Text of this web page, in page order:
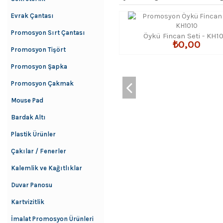
Öykü Fincan Seti -
₺0,00
Evrak Çantası
Promosyon Sırt Çantası
Promosyon Tişört
Promosyon Şapka
Promosyon Çakmak
Mouse Pad
Bardak Altı
Plastik Ürünler
Çakılar / Fenerler
Kalemlik ve Kağıtlıklar
Duvar Panosu
Kartvizitlik
İmalat Promosyon Ürünleri